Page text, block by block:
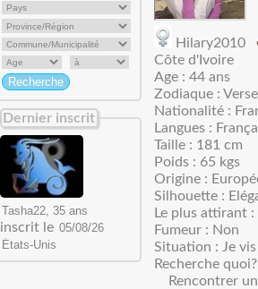
Dernier inscrit
inscrit le
Hilary2010
Côte d'Ivoire
Age : 44 ans
Zodiaque :
Nationalité :
Langues :
Taille : 181 cm
Poids : 65 kgs
Origine :
Silhouette :
Le plus attirant
Fumeur : Non
Situation : Je
Recherche quoi?
Rencontrer